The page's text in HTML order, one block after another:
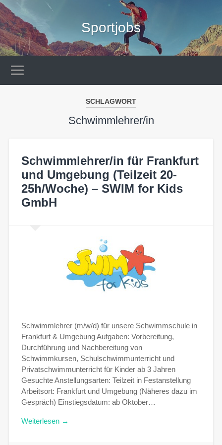
Sportjobs
SCHLAGWORT
Schwimmlehrer/in
Schwimmlehrer/in für Frankfurt
und Umgebung (Teilzeit 20-
25h/Woche) – SWIM for Kids
GmbH
Schwimmlehrer (m/w/d) für unsere Schwimmschule in
Frankfurt & Umgebung Aufgaben: Vorbereitung,
Durchführung und Nachbereitung von
Schwimmkursen, Schulschwimmunterricht und
Privatschwimmunterricht für Kinder ab 3 Jahren
Gesuchte Anstellungsarten: Teilzeit in Festanstellung
Arbeitsort: Frankfurt und Umgebung (Näheres dazu im
Gespräch) Einstiegsdatum: ab Oktober…
Weiterlesen →